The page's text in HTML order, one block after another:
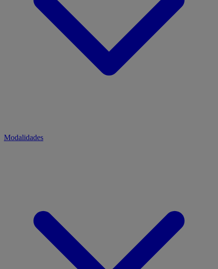
Modalidades